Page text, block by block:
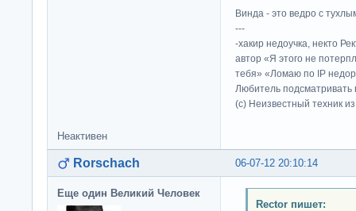
Винда - это ведро с
---
-хакир недоучка, некто
автор «Я этого не
тебя» «Ломаю по IP
Любитель подсматривать
(c) Неизвестный техник
Неактивен
06-07-12 20:10:14
Rorschach
Еще один Великий Человек
Rector пишет: